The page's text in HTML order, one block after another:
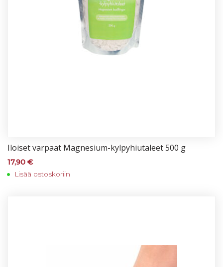
Iloi­set var­paat Mag­ne­sium-kyl­py­hiu­ta­leet 500 g
17,90 €
Lisää ostoskoriin